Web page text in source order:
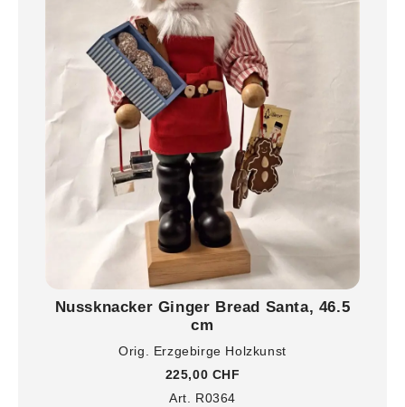
Nussknacker Ginger Bread Santa, 46.5
cm
Orig. Erzgebirge Holzkunst
225,00 CHF
Art. R0364